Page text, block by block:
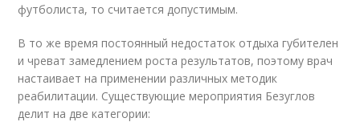
футболиста, то считается допустимым.
В то же время постоянный недостаток отдыха губителен
и чреват замедлением роста результатов, поэтому врач
настаивает на применении различных методик
реабилитации. Существующие мероприятия Безуглов
делит на две категории: